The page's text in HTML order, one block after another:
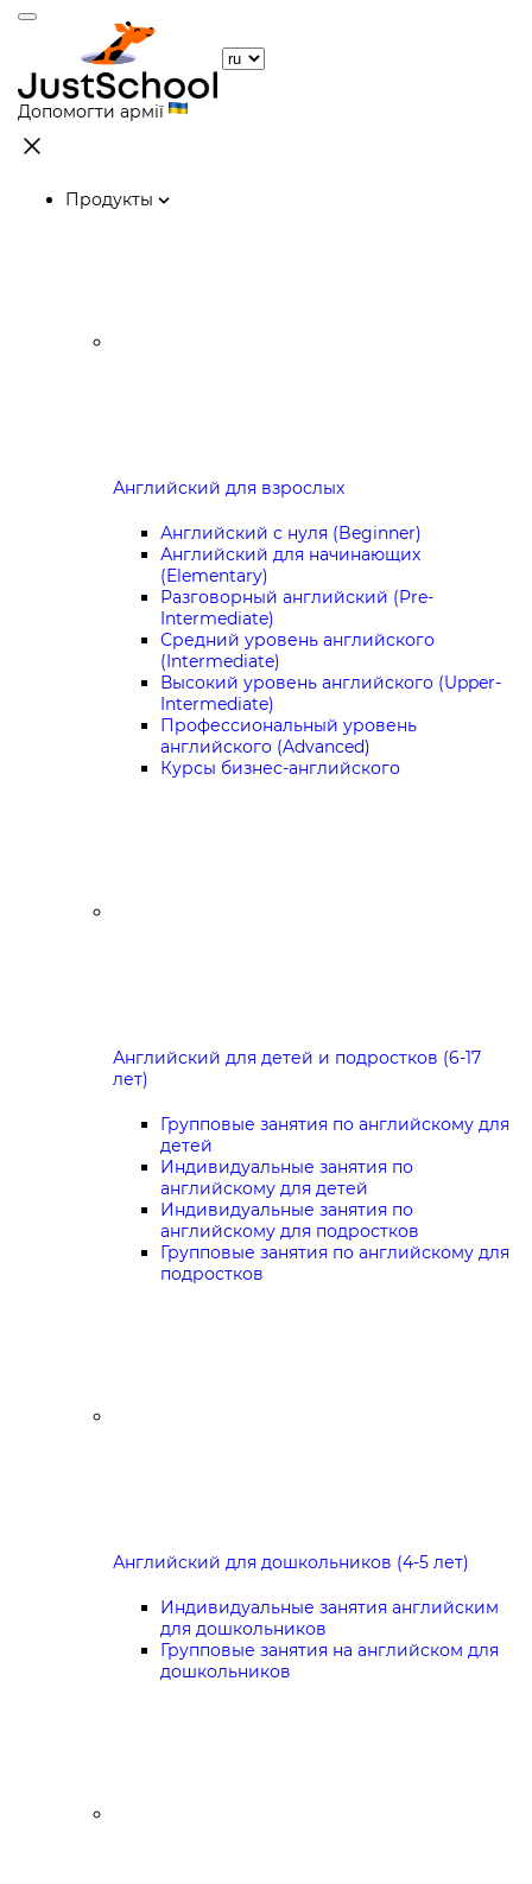
Допомогти армії
Продукты
Английский для взрослых
Английский с нуля (Beginner)
Английский для начинающих
(Elementary)
Разговорный английский (Pre-
Intermediate)
Средний уровень английского
(Intermediate)
Высокий уровень английского (Upper-
Intermediate)
Профессиональный уровень
английского (Advanced)
Курсы бизнес-английского
Английский для детей и подростков (6-17
лет)
Групповые занятия по английскому для
детей
Индивидуальные занятия по
английскому для детей
Индивидуальные занятия по
английскому для подростков
Групповые занятия по английскому для
подростков
Английский для дошкольников (4-5 лет)
Индивидуальные занятия английским
для дошкольников
Групповые занятия на английском для
дошкольников